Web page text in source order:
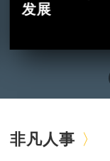
发展
非凡人事